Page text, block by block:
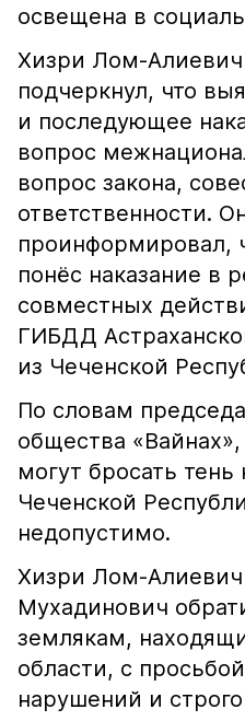
освещена в
Хизри Лом-Алиевич
подчеркнул, что
и последующее
вопрос
вопрос закона,
ответственности.
проинформировал,
понёс наказание в
совместных
ГИБДД
из Чеченской
По словам
общества
могут бросать
Чеченской
недопустимо.
Хизри Лом-
Мухадинович
землякам,
области, с
нарушений и